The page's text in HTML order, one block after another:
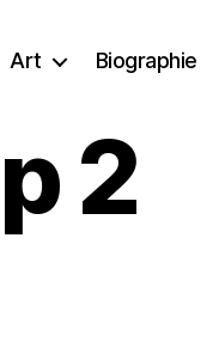
Art Biographie
2